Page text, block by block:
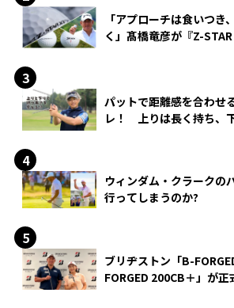
「アプローチは食いつき
く」髙橋竜彦が『Z-
パットで距離感を合わせ
レ！ 上りは長く持ち、
ウィンダム・クラークの
行ってしまうのか?
ブリヂストン「B-
FORGED 200CB＋」が